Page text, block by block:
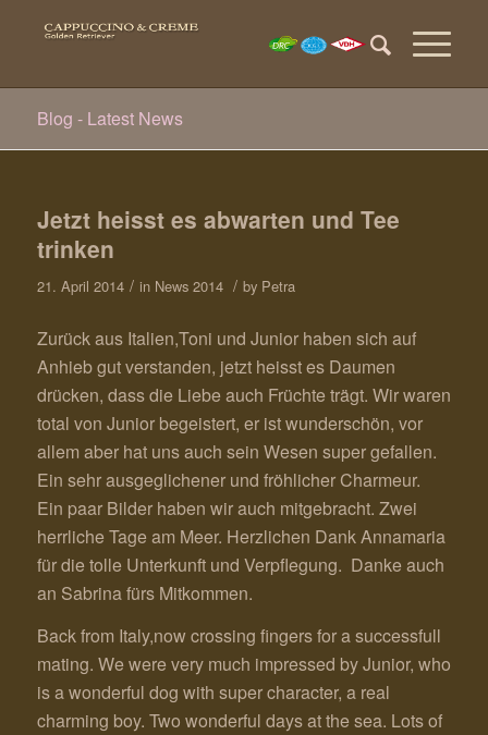
Blog - Latest News
Jetzt heisst es abwarten und Tee
trinken
21. April 2014 / in News 2014 / by Petra
Zurück aus Italien,Toni und Junior haben sich auf
Anhieb gut verstanden, jetzt heisst es Daumen
drücken, dass die Liebe auch Früchte trägt. Wir waren
total von Junior begeistert, er ist wunderschön, vor
allem aber hat uns auch sein Wesen super gefallen.
Ein sehr ausgeglichener und fröhlicher Charmeur.
Ein paar Bilder haben wir auch mitgebracht. Zwei
herrliche Tage am Meer. Herzlichen Dank Annamaria
für die tolle Unterkunft und Verpflegung. Danke auch
an Sabrina fürs Mitkommen.
Back from Italy,now crossing fingers for a successfull
mating. We were very much impressed by Junior, who
is a wonderful dog with super character, a real
charming boy. Two wonderful days at the sea. Lots of